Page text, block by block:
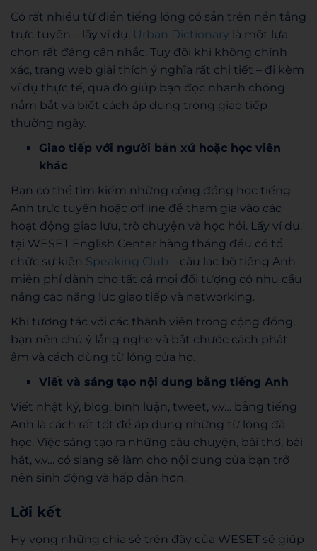
Có rất nhiều từ điển tiếng lóng có sẵn trên nền tảng
trực tuyến – lấy ví dụ, Urban Dictionary là một lựa
chọn rất đáng cân nhắc. Tuy đôi khi không chính
xác, trang web giải thích ý nghĩa rất chi tiết – đi kèm
ví dụ thực tế, qua đó giúp bạn đọc nhanh chóng
nắm bắt và biết cách áp dụng trong giao tiếp
thường ngày.
Giao tiếp với người bản xứ hoặc học viên
khác
Bạn có thể tìm kiếm những cộng đồng học tiếng
Anh trực tuyến hoặc offline để tham gia vào các
hoạt động giao lưu, trò chuyện và học hỏi. Lấy ví dụ,
tại WESET English Center hàng tháng đều có tổ
chức sự kiện Speaking Club – câu lạc bộ tiếng Anh
miễn phí dành cho tất cả mọi đối tượng có nhu cầu
nâng cao năng lực giao tiếp và networking.
Khi tương tác với các thành viên trong cộng đồng,
bạn nên chú ý lắng nghe và bắt chước cách phát
âm và cách dùng từ lóng của họ.
Viết và sáng tạo nội dung bằng tiếng Anh
Viết nhật ký, blog, bình luận, tweet, v.v… bằng tiếng
Anh là cách rất tốt để áp dụng những từ lóng đã
học. Việc sáng tạo ra những câu chuyện, bài thơ, bài
hát, v.v… có slang sẽ làm cho nội dung của bạn trở
nên sinh động và hấp dẫn hơn.
Lời kết
Hy vọng những chia sẻ trên đây của WESET sẽ giúp